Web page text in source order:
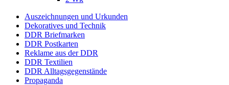
Auszeichnungen und Urkunden
Dekoratives und Technik
DDR Briefmarken
DDR Postkarten
Reklame aus der DDR
DDR Textilien
DDR Alltagsgegenstände
Propaganda